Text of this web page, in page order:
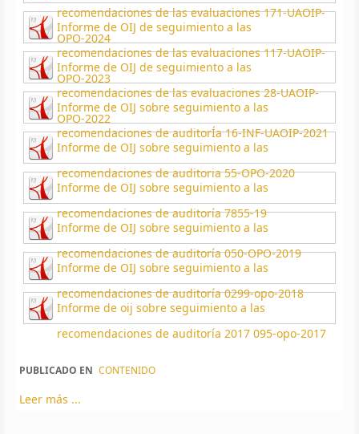
recomendaciones de las evaluaciones 171-UAOIP-
OPO-2024
Informe de OIJ de seguimiento a las
recomendaciones de las evaluaciones 117-UAOIP-
OPO-2023
Informe de OIJ de seguimiento a las
recomendaciones de las evaluaciones 28-UAOIP-
OPO-2022
Informe de OIJ sobre seguimiento a las
recomendaciones de auditorÍa 16-INF-UAOIP-2021
Informe de OIJ sobre seguimiento a las
recomendaciones de auditoria 55-OPO-2020
Informe de OIJ sobre seguimiento a las
recomendaciones de auditoría 7855-19
Informe de OIJ sobre seguimiento a las
recomendaciones de auditoría 050-OPO-2019
Informe de OIJ sobre seguimiento a las
recomendaciones de auditoría 0299-opo-2018
Informe de oij sobre seguimiento a las
recomendaciones de auditoría 2017 095-opo-2017
PUBLICADO EN CONTENIDO
Leer más ...